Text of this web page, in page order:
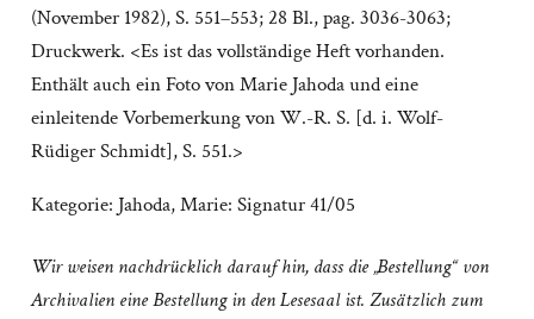
(November 1982), S. 551–553; 28 Bl., pag. 3036-3063;
Druckwerk. <Es ist das vollständige Heft vorhanden.
Enthält auch ein Foto von Marie Jahoda und eine
einleitende Vorbemerkung von W.-R. S. [d. i. Wolf-
Rüdiger Schmidt], S. 551.>
Kategorie: Jahoda, Marie: Signatur 41/05
Wir weisen nachdrücklich darauf hin, dass die „Bestellung“ von
Archivalien eine Bestellung in den Lesesaal ist. Zusätzlich zum